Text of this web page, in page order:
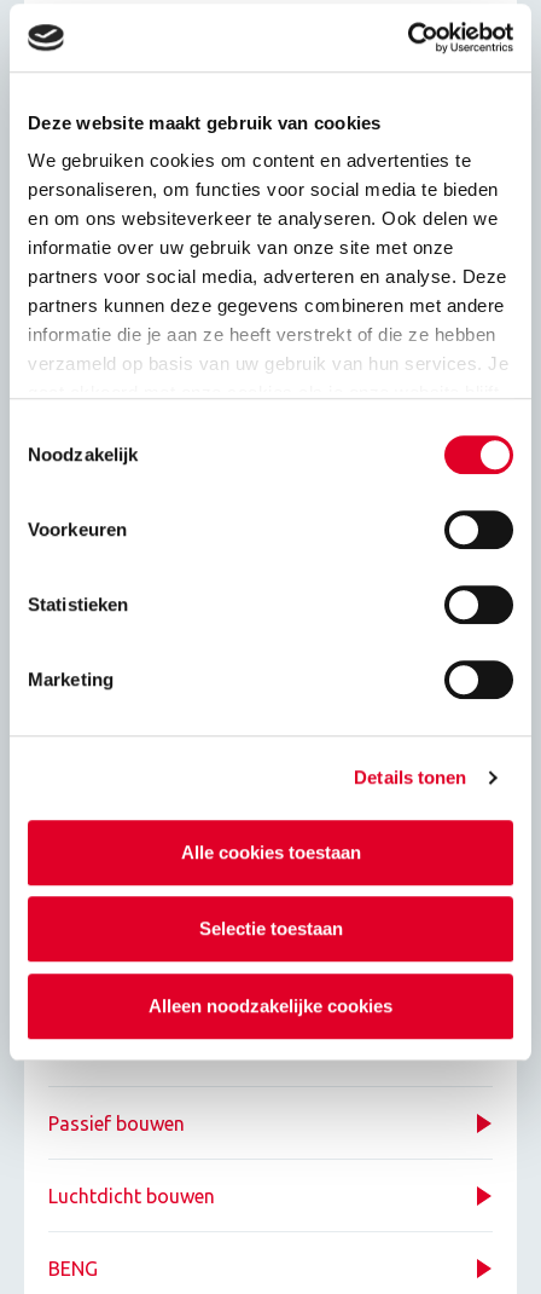
Deze website maakt gebruik van cookies
We gebruiken cookies om content en advertenties te
personaliseren, om functies voor social media te bieden
en om ons websiteverkeer te analyseren. Ook delen we
informatie over uw gebruik van onze site met onze
partners voor social media, adverteren en analyse. Deze
partners kunnen deze gegevens combineren met andere
informatie die je aan ze heeft verstrekt of die ze hebben
verzameld op basis van uw gebruik van hun services. Je
Noodzakelijk
Voorkeuren
Statistieken
Marketing
Details tonen
Alle cookies toestaan
Selectie toestaan
Alleen noodzakelijke cookies
Geluidsisolatie kalkzandsteen
Adviesbladen
Constructief
Druksterkte en rekenwaarde
VNK statica 6.0
Eigenschapppen kalkzandsteenproducten
Passief bouwen
Luchtdicht bouwen
BENG